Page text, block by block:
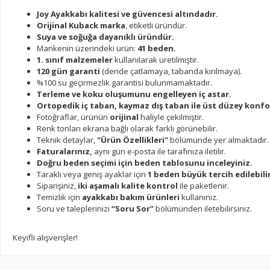
Joy Ayakkabı kalitesi ve güvencesi altındadır.
Orijinal Kuback marka, etiketli üründür.
Suya ve soğuğa dayanıklı üründür.
Mankenin üzerindeki ürün: 41 beden.
1. sınıf malzemelerkullanılarak üretilmiştir.
120 gün garanti (deride çatlamaya, tabanda kırılmaya).
%100 su geçirmezlik garantisi bulunmamaktadır.
Terleme ve koku oluşumunu engelleyen iç astar.
Ortopedik iç taban, kaymaz dış taban ile üst düzey
Fotoğraflar, ürünün orijinal haliyle çekilmiştir.
Renk tonları ekrana bağlı olarak farklı görünebilir.
Teknik detaylar,"Ürün Özellikleri"bölümünde yer almaktadır.
Faturalarınız, aynı gün e-posta ile tarafınıza iletilir.
Doğru beden seçimi için beden tablosunu inceleyiniz.
Taraklı veya geniş ayaklar için 1 beden büyük tercih
Siparişiniz, iki aşamalı kalite kontrol ile paketlenir.
Temizlik için ayakkabı bakım ürünleri kullanınız.
Soru ve taleplerinizi “Soru Sor”bölümünden iletebilirsiniz.
Keyifli alışverişler!